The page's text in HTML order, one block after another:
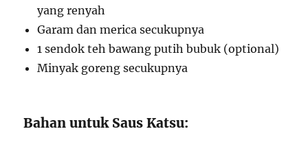
yang renyah
Garam dan merica secukupnya
1 sendok teh bawang putih bubuk (optional)
Minyak goreng secukupnya
Bahan untuk Saus Katsu: